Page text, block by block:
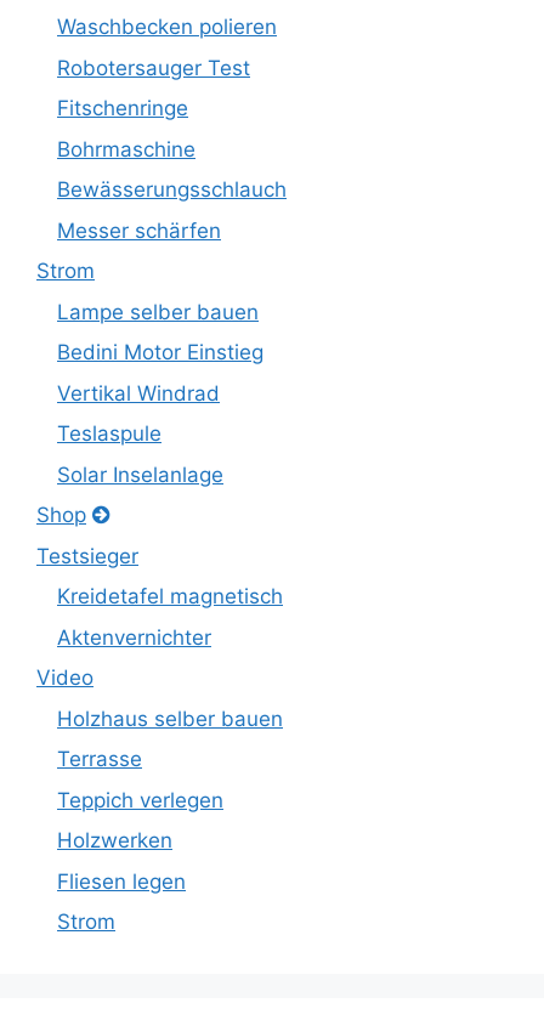
Waschbecken polieren
Robotersauger Test
Fitschenringe
Bohrmaschine
Bewässerungsschlauch
Messer schärfen
Strom
Lampe selber bauen
Bedini Motor Einstieg
Vertikal Windrad
Teslaspule
Solar Inselanlage
Shop
Testsieger
Kreidetafel magnetisch
Aktenvernichter
Video
Holzhaus selber bauen
Terrasse
Teppich verlegen
Holzwerken
Fliesen legen
Strom